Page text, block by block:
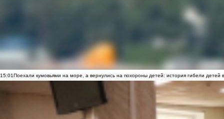
15:01Поехали кумовьями на море, а вернулись на похороны детей: история гибели детей